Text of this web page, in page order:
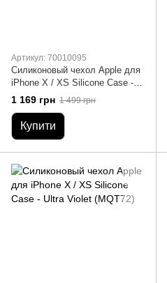
Артикул: 70010095
Силиконовый чехол Apple для
iPhone X / XS Silicone Case -
Rose Red (MQT82)
1 169 грн 1 499 грн
Купити